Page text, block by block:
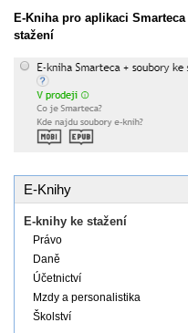
E-Kniha pro aplikaci
stažení
E-Knihy
E-knihy ke stažení
Právo
Daně
Účetnictví
Mzdy a personalistika
Školství